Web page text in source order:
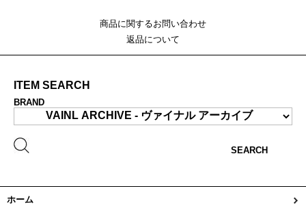
商品に関するお問い合わせ
返品について
ITEM SEARCH
BRAND
SEARCH
ホーム